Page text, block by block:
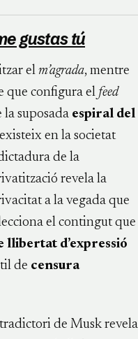
gustas tú
el m’agrada, mentre
que configura el feed
la suposada espiral del
en la societat
de la
revela la
a la vegada que
el contingut que
llibertat d’expressió
de censura
de Musk revela